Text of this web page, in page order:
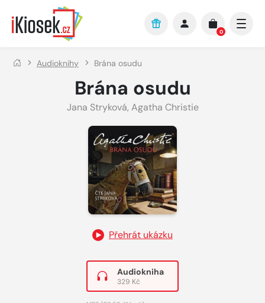
Přejít na hlavní obsah
0
Audioknihy Brána osudu
Brána osudu
Jana Stryková, Agatha Christie
Přehrát ukázku
Audiokniha
329 Kč